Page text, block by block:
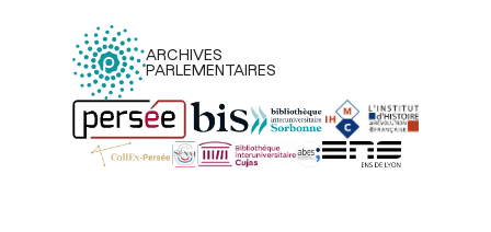
ARCHIVES
PARLEMENTAIRES